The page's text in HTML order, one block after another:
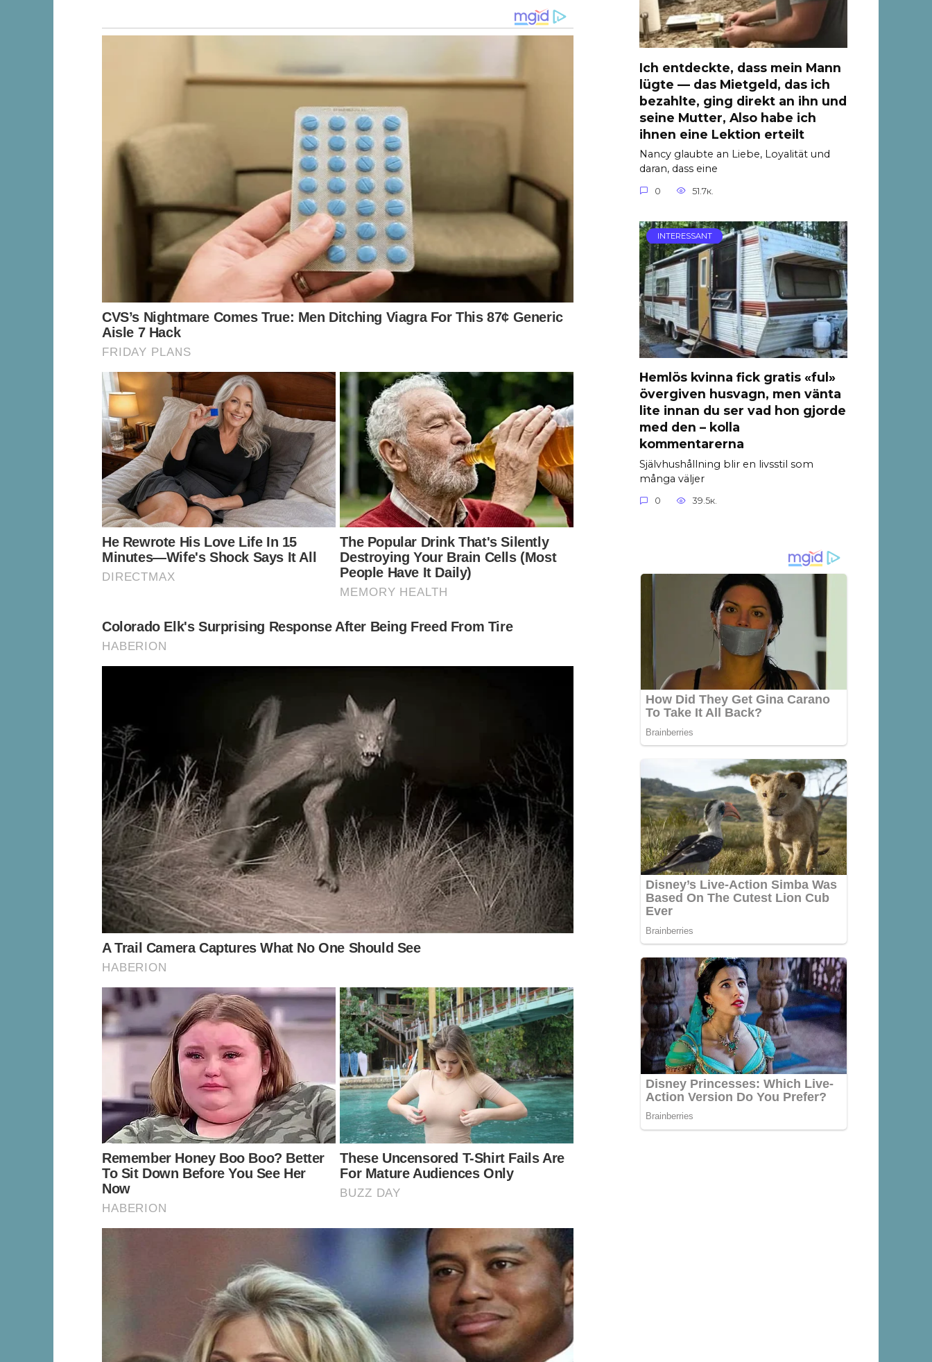
Ich entdeckte, dass mein Mann
lügte — das Mietgeld, das ich
bezahlte, ging direkt an ihn und
seine Mutter, Also habe ich
ihnen eine Lektion erteilt
Nancy glaubte an Liebe, Loyalität und
daran, dass eine
0 51.7к.
INTERESSANT
Hemlös kvinna fick gratis «ful»
övergiven husvagn, men vänta
lite innan du ser vad hon gjorde
med den – kolla
kommentarerna
Självhushållning blir en livsstil som
många väljer
0 39.5к.